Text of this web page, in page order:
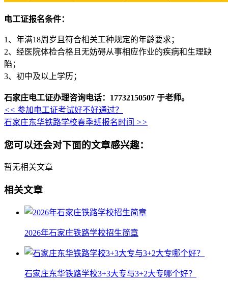
电工证报名条件：
1、年满18周岁且符合相关工种规定的年龄要求；
2、经医院体检合格且无妨碍从事相应作业的疾病和生理缺
陷；
3、初中及以上学历；
石家庄电工证办理咨询电话：17732150507 于老师。
<< 参加电工证考试好不好通过？
石家庄东华铁路学校春季班报名时间 >>
您可以还会对下面的文章感兴趣：
暂无相关文章
相关文章
2026年石家庄铁路学校招生简章
石家庄东华铁路学校3+3大专与3+2大专哪个好？